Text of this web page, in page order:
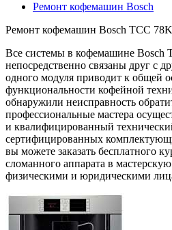
Ремонт кофемашин Bosch
Ремонт кофемашин Bosch TCC
Все системы в кофемашине Bosch
непосредственно связаны друг с
одного модуля приводит к общей
функциональности кофейной
обнаружили неисправность
профессиональные мастера
и квалифицированный
сертифицированных
вы можете заказать бесплатного
сломанного аппарата в
физическими и юридическими